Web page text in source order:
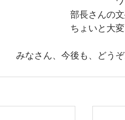
部長さんの
ちょいと大
みなさん、今後も、どう